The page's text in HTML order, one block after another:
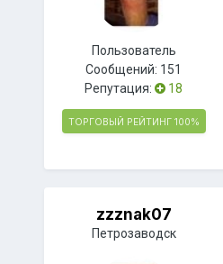
Пользователь
Сообщений: 151
Репутация:
18
ТОРГОВЫЙ РЕЙТИНГ 100%
zzznak07
Петрозаводск